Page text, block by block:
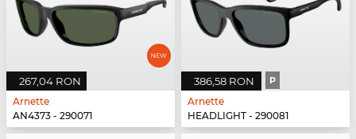
267,04 RON
Arnette
AN4373 - 290071
386,58 RON P
Arnette
HEADLIGHT - 290081